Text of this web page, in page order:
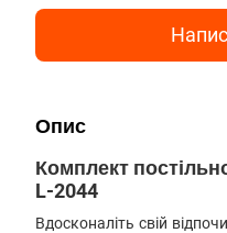
Опис
Комплект
L-2044
Вдосконаліть свій